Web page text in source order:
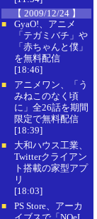
【 2009/12/24 】
■
GyaO!、アニメ
「テガミバチ」や
「赤ちゃんと僕」
を無料配信
[18:46]
■
アニメワン、「う
みねこのなく頃
に」全26話を期間
限定で無料配信
[18:39]
■
大和ハウス工業、
Twitterクライアン
ト搭載の家型アプ
リ
[18:03]
■
PS Store、アーカ